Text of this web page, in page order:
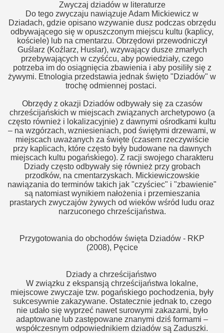
Zwyczaj dziadów w literaturze
Do tego zwyczaju nawiązuje Adam Mickiewicz w
Dziadach, gdzie opisano wzywanie dusz podczas obrzędu
odbywającego się w opuszczonym miejscu kultu (kaplicy,
kościele) lub na cmentarzu. Obrzędowi przewodniczył
Guślarz (Koźlarz, Huslar), wzywający dusze zmarłych
przebywających w czyśćcu, aby powiedziały, czego
potrzeba im do osiągnięcia zbawienia i aby posiliły się z
żywymi. Etnologia przedstawia jednak święto "Dziadów" w
trochę odmiennej postaci.
Obrzędy z okazji Dziadów odbywały się za czasów
chrześcijańskich w miejscach związanych archetypowo (a
często również i lokalizacyjnie) z dawnymi ośrodkami kultu
– na wzgórzach, wzniesieniach, pod świętymi drzewami, w
miejscach uważanych za święte (czasem rzeczywiście
przy kaplicach, które często były budowane na dawnych
miejscach kultu pogańskiego). Z racji swojego charakteru
Dziady często odbywały się również przy grobach
przodków, na cmentarzyskach. Mickiewiczowskie
nawiązania do terminów takich jak "czyściec" i "zbawienie"
są natomiast wynikiem nałożenia i przemieszania
prastarych zwyczajów żywych od wieków wśród ludu oraz
narzuconego chrześcijaństwa.
Przygotowania do obchodów święta Dziadów - RKP
(2008), Pęcice
Dziady a chrześcijaństwo
W związku z ekspansją chrześcijaństwa lokalne,
miejscowe zwyczaje tzw. pogańskiego pochodzenia, były
sukcesywnie zakazywane. Ostatecznie jednak to, czego
nie udało się wyprzeć nawet surowymi zakazami, było
adaptowane lub zastępowane znanymi dziś formami –
współczesnym odpowiednikiem dziadów są Zaduszki.